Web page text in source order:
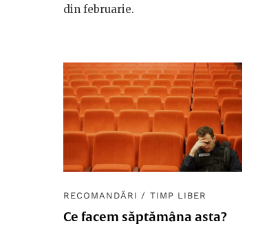
din februarie.
RECOMANDĂRI / TIMP LIBER
Ce facem săptămâna asta?